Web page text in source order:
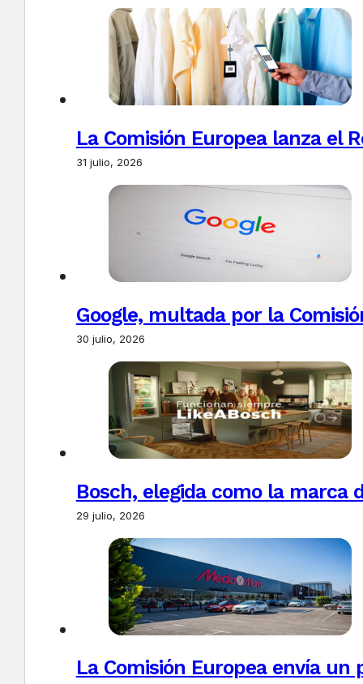
La Comisión Europea lanza el
31 julio, 2026
Google, multada por la
30 julio, 2026
Bosch, elegida como la marca
29 julio, 2026
La Comisión Europea envía un